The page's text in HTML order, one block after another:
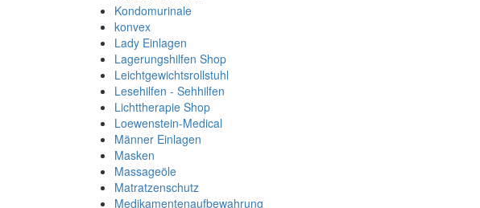
Kondomurinale
konvex
Lady Einlagen
Lagerungshilfen Shop
Leichtgewichtsrollstuhl
Lesehilfen - Sehhilfen
Lichttherapie Shop
Loewenstein-Medical
Männer Einlagen
Masken
Massageöle
Matratzenschutz
Medikamentenaufbewahrung